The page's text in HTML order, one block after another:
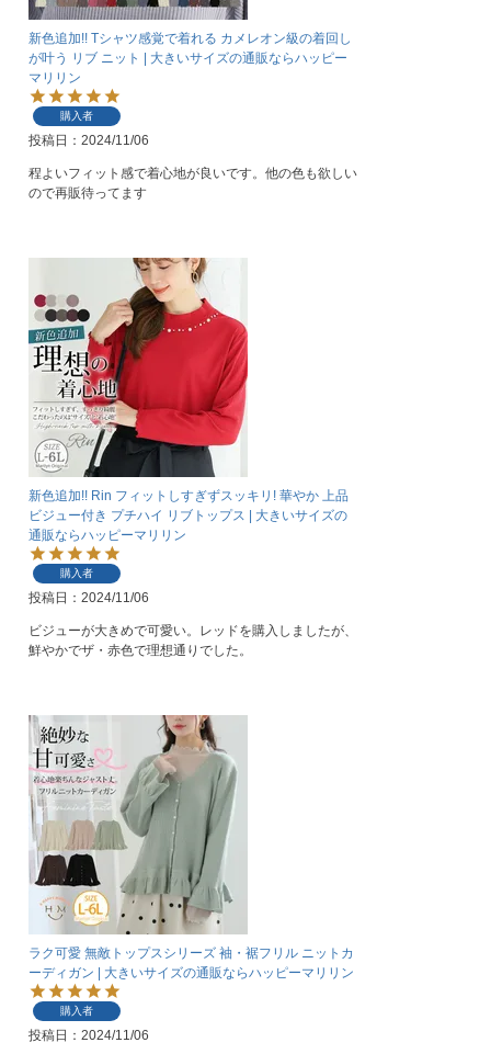
新色追加!! Tシャツ感覚で着れる カメレオン級の着回し
が叶う リブ ニット | 大きいサイズの通販ならハッピー
マリリン
購入者
投稿日 2024/11/06
程よいフィット感で着心地が良いです。他の色も欲しい
ので再販待ってます
新色追加!! Rin フィットしすぎずスッキリ! 華やか 上品
ビジュー付き プチハイ リブトップス | 大きいサイズの
通販ならハッピーマリリン
購入者
投稿日 2024/11/06
ビジューが大きめで可愛い。レッドを購入しましたが、
鮮やかでザ・赤色で理想通りでした。
ラク可愛 無敵トップスシリーズ 袖・裾フリル ニットカ
ーディガン | 大きいサイズの通販ならハッピーマリリン
購入者
投稿日 2024/11/06